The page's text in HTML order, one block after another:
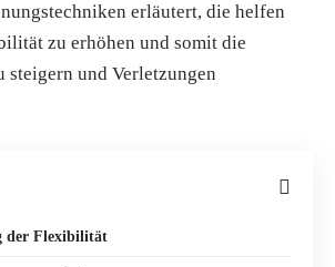
erläutert, die helfen
zu erhöhen und somit die
steigern und Verletzungen
der Flexibilität